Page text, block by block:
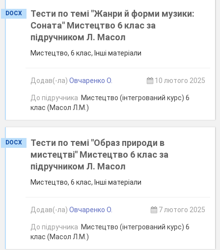
DOCX
Тести по темі "Жанри й форми музики:
Соната" Мистецтво 6 клас за
підручником Л. Масол
Мистецтво, 6 клас, Інші матеріали
Додав(-ла) Овчаренко О. 10 лютого 2025
До підручника Мистецтво (інтегрований курс) 6
клас (Масол Л.М.)
DOCX
Тести по темі "Образ природи в
мистецтві" Мистецтво 6 клас за
підручником Л. Масол
Мистецтво, 6 клас, Інші матеріали
Додав(-ла) Овчаренко О. 7 лютого 2025
До підручника Мистецтво (інтегрований курс) 6
клас (Масол Л.М.)